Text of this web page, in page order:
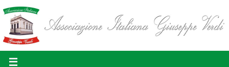
Skip
content